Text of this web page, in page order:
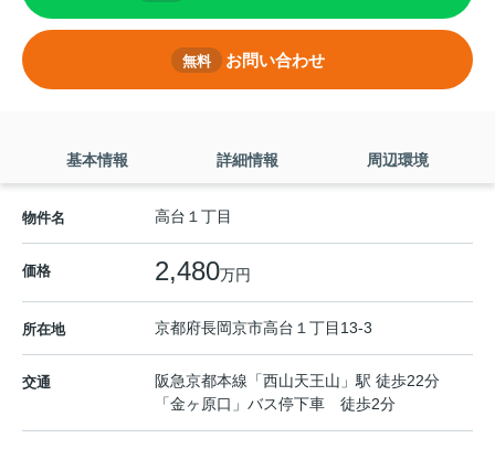
無料 お問い合わせ
基本情報 詳細情報 周辺環境
物件名 高台１丁目
価格 2,480万円
所在地 京都府長岡京市高台 １丁目13-3
交通 阪急京都本線 「西山天王山 」駅 徒歩22分
「金ヶ原口」バス停下車 徒歩2分